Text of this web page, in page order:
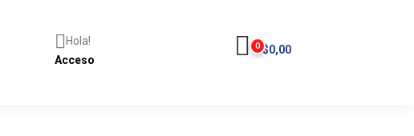
Hola!
Acceso
0 $0,00